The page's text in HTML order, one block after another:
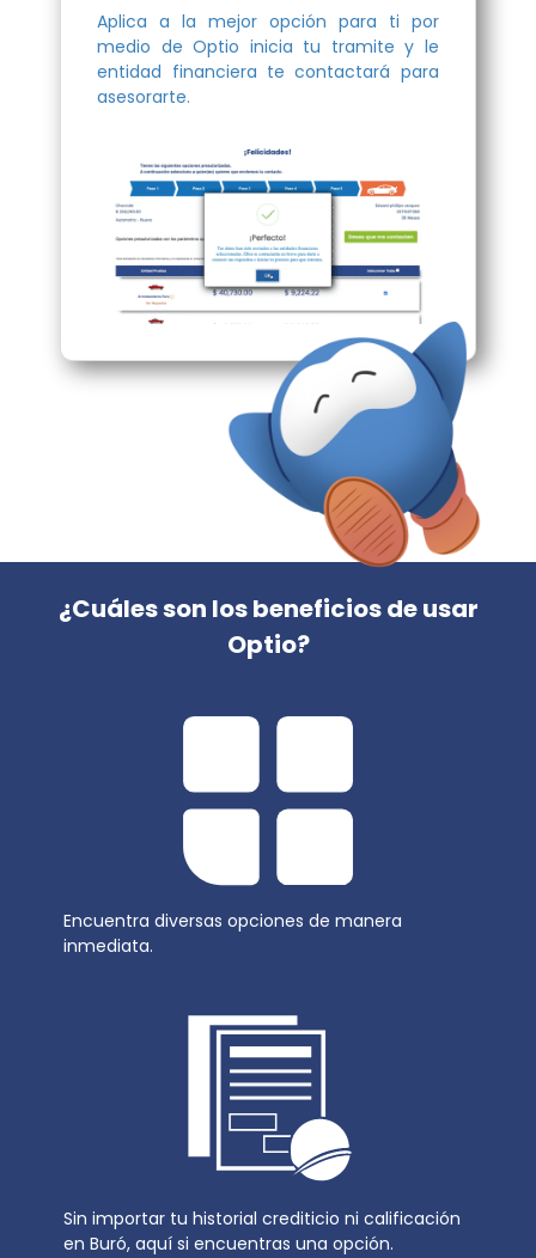
Aplica a la mejor opción para ti por
medio de Optio inicia tu tramite y le
entidad financiera te contactará para
asesorarte.
¿Cuáles son los beneficios de usar
Optio?
Encuentra diversas opciones de manera
inmediata.
Sin importar tu historial crediticio ni calificación
en Buró, aquí si encuentras una opción.